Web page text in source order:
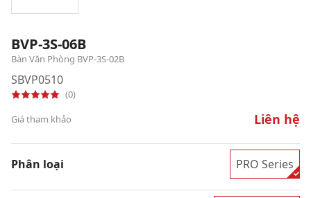
BVP-3S-06B
Bàn Văn Phòng BVP-3S-02B
SBVP0510
(0)
Giá tham khảo
Liên hệ
Phân loại PRO Series